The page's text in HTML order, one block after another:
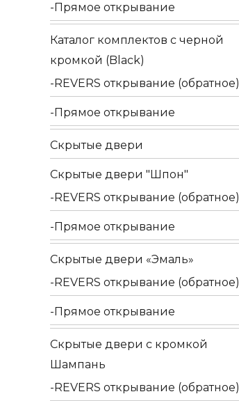
Прямое открывание
Каталог комплектов c черной
кромкой (Black)
REVERS открывание (обратное)
Прямое открывание
Скрытые двери
Скрытые двери "Шпон"
REVERS открывание (обратное)
Прямое открывание
Скрытые двери «Эмаль»
REVERS открывание (обратное)
Прямое открывание
Скрытые двери с кромкой
Шампань
REVERS открывание (обратное)